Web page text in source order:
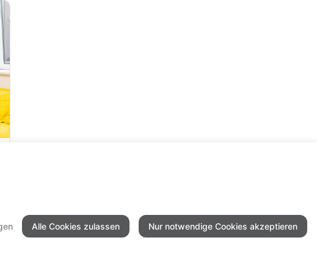
Alle Cookies zulassen Nur notwendige Cookies akzeptieren